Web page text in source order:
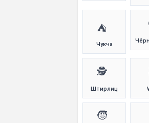
⛺
Чукча
🕵️
Штирлиц
🧒